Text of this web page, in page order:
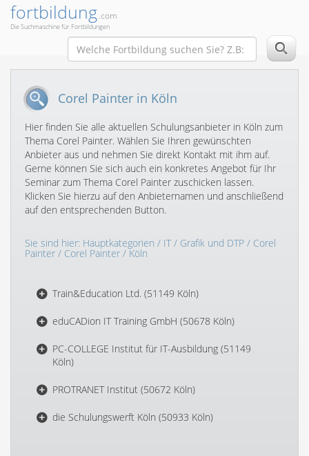
fortbildung.com
Die Suchmaschine für Fortbildungen
Corel Painter in Köln
Hier finden Sie alle aktuellen Schulungsanbieter in Köln zum
Thema Corel Painter. Wählen Sie Ihren gewünschten
Anbieter aus und nehmen Sie direkt Kontakt mit ihm auf.
Gerne können Sie sich auch ein konkretes Angebot für Ihr
Seminar zum Thema Corel Painter zuschicken lassen.
Klicken Sie hierzu auf den Anbieternamen und anschließend
auf den entsprechenden Button.
Sie sind hier: Hauptkategorien / IT/ Grafik und DTP / Corel
Painter / Corel Painter / Köln
Train&Education Ltd. (51149 Köln)
eduCADion IT Training GmbH (50678 Köln)
PC-COLLEGE Institut für IT-Ausbildung (51149
Köln)
PROTRANET Institut (50672 Köln)
die Schulungswerft Köln (50933 Köln)